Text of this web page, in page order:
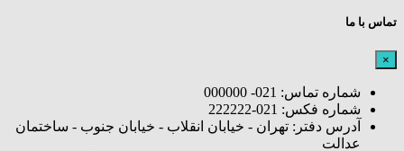
تماس با ما
×
شماره تماس: 021- 000000
شماره فکس: 021-222222
آدرس دفتر: تهران - خیابان انقلاب - خیابان جنوب - ساختمان
عدالت